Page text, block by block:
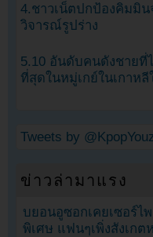
4.ชาวเน็ตปกป้องคิมมิน
วิจารณ์รูปร่าง
5.10 อันดับคนดังชายที่
ที่สุดในหมู่เกย์ในเกาหลี
Tweets by
ข่าวล่ามาแรง
บยอนอูซอกเคยเซอร์ไ
พิเศษ แฟนๆเพิ่งสังเกต